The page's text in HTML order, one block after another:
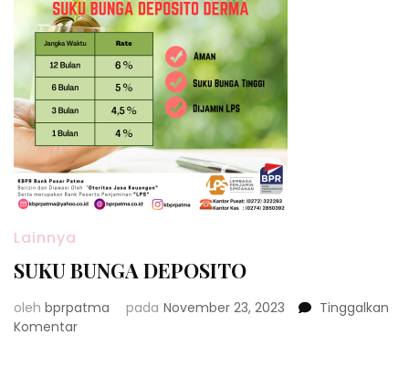
Lainnya
SUKU BUNGA DEPOSITO
oleh bprpatma pada November 23, 2023
Tinggalkan
Komentarpada